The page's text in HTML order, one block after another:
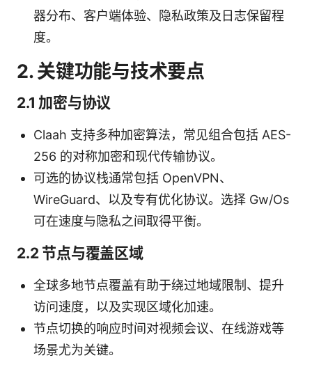
器分布、客户端体验、隐私政策及日志保留程
度。
2. 关键功能与技术要点
2.1 加密与协议
Claah 支持多种加密算法，常见组合包括 AES-
256 的对称加密和现代传输协议。
可选的协议栈通常包括 OpenVPN、
WireGuard、以及专有优化协议。选择 Gw/Os
可在速度与隐私之间取得平衡。
2.2 节点与覆盖区域
全球多地节点覆盖有助于绕过地域限制、提升
访问速度，以及实现区域化加速。
节点切换的响应时间对视频会议、在线游戏等
场景尤为关键。